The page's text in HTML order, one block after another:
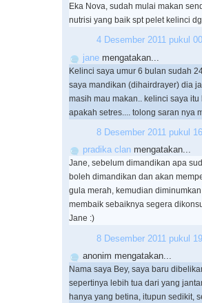
Eka Nova, sudah mulai makan
nutrisi yang baik spt pelet kelinci
4 Desember 2011 pukul
jane mengatakan...
Kelinci saya umur 6 bulan sudah
saya mandikan (dihairdrayer) dia
masih mau makan.. kelinci saya
apakah setres.... tolong saran nya
8 Desember 2011 pukul
pradika clan mengatakan...
Jane, sebelum dimandikan apa
boleh dimandikan dan akan
gula merah, kemudian
membaik sebaiknya segera
Jane :)
8 Desember 2011 pukul
anonim mengatakan...
Nama saya Bey, saya baru
sepertinya lebih tua dari yang
hanya yang betina, itupun sedikit,